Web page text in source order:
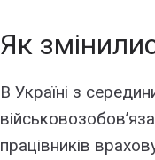
Як
В Україні з
працівників